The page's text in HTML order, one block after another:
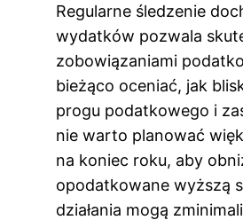
Regularne śledzenie
wydatków pozwala
zobowiązaniami
bieżąco oceniać, jak
progu podatkowego i
nie warto planować
na koniec roku, aby
opodatkowane wyższą
działania mogą